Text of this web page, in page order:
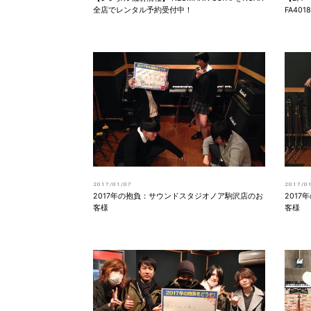
全店でレンタル予約受付中！
2017/01/07
2017年の抱負：サウンドスタジオノア駒沢店のお
客様
2017/
2017
客様